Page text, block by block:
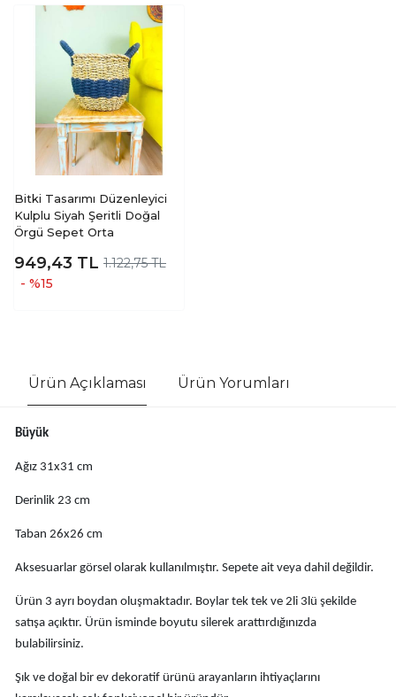
Bitki Tasarımı Düzenleyici
Kulplu Siyah Şeritli Doğal
Örgü Sepet Orta
949,43 TL 1.122,75 TL
- %15
Ürün Açıklaması Ürün Yorumları
Büyük
Ağız 31x31 cm
Derinlik 23 cm
Taban 26x26 cm
Aksesuarlar görsel olarak kullanılmıştır. Sepete ait veya dahil değildir.
Ürün 3 ayrı boydan oluşmaktadır. Boylar tek tek ve 2li 3lü şekilde
satışa açıktır. Ürün isminde boyutu silerek arattırdığınızda
bulabilirsiniz.
Şık ve doğal bir ev dekoratif ürünü arayanların ihtiyaçlarını